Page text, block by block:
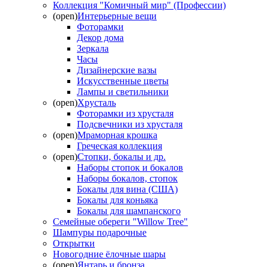
Коллекция "Комичный мир" (Профессии)
(open)Интерьерные вещи
Фоторамки
Декор дома
Зеркала
Часы
Дизайнерские вазы
Искусственные цветы
Лампы и светильники
(open)Хрусталь
Фоторамки из хрусталя
Подсвечники из хрусталя
(open)Мраморная крошка
Греческая коллекция
(open)Стопки, бокалы и др.
Наборы стопок и бокалов
Наборы бокалов, стопок
Бокалы для вина (США)
Бокалы для коньяка
Бокалы для шампанского
Семейные обереги "Willow Tree"
Шампуры подарочные
Открытки
Новогодние ёлочные шары